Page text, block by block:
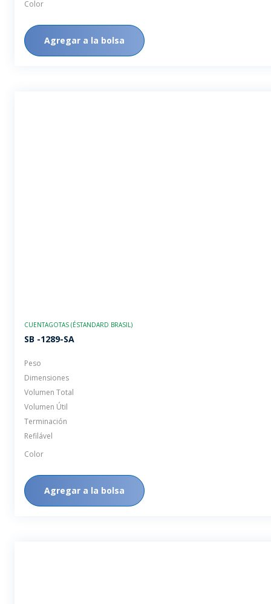
Color
Agregar a la bolsa
CUENTAGOTAS (ÉSTANDARD BRASIL)
SB -1289-SA
Peso
Dimensiones
Volumen Total
Volumen Útil
Terminación
Refilável
Color
Agregar a la bolsa